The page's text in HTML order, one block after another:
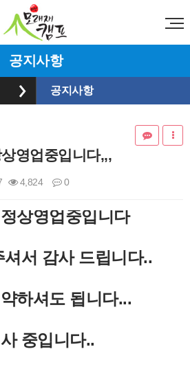
공지사항
공지사항
영업중입니다,,,
4,824 0
상영업중입니다
서 감사 드립니다..
하셔도 됩니다...
중입니다..